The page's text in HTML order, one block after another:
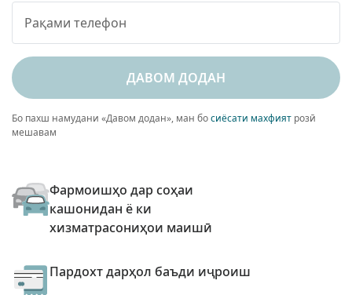
ДАВОМ ДОДАН
Бо пахш намудани «Давом додан», ман босиёсати махфият розӣ
мешавам
Фармоишҳо дар соҳаи
кашонидан ё ки
хизматрасониҳои маишӣ
Пардохт дарҳол баъди иҷроиш